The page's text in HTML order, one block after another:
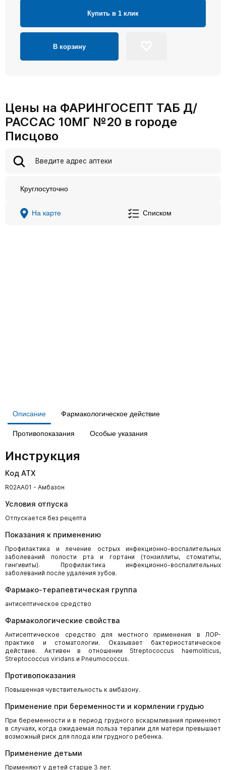
Купить в 1 клик
В корзину
Цены на ФАРИНГОСЕПТ ТАБ Д/
РАССАС 10МГ №20 в городе
Писцово
Круглосуточно
На карте Списком
Описание Фармакологическое действие
Противопоказания Особые указания
Инструкция
Код АТХ
R02AA01 - Амбазон
Условия отпуска
Отпускается без рецепта
Показания к применению
Профилактика и лечение острых инфекционно-воспалительных
заболеваний полости рта и гортани (тонзиллиты, стоматиты,
гингивиты). Профилактика инфекционно-воспалительных
заболеваний после удаления зубов.
Фармако-терапевтическая группа
антисептическое средство
Фармакологические свойства
Антисептическое средство для местного применения в ЛОР-
практике и стоматологии. Оказывает бактериостатическое
действие. Активен в отношении Streptococcus haemoliticus,
Streptococcus viridans и Pneumococcus.
Противопоказания
Повышенная чувствительность к амбазону.
Применение при беременности и кормлении грудью
При беременности и в период грудного вскармливания применяют
в случаях, когда ожидаемая польза терапии для матери превышает
возможный риск для плода или грудного ребенка.
Применение детьми
Применяют у детей старше 3 лет.